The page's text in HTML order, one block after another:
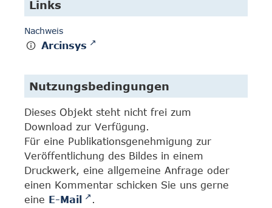
Links
Nachweis
Arcinsys
Nutzungsbedingungen
Dieses Objekt steht nicht frei zum
Download zur Verfügung.
Für eine Publikationsgenehmigung zur
Veröffentlichung des Bildes in einem
Druckwerk, eine allgemeine Anfrage oder
einen Kommentar schicken Sie uns gerne
eine E-Mail
.